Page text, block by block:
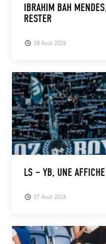
08 Août 2026
IBRAHIM BAH
RESTER
07 Août 2026
LS – YB, UNE